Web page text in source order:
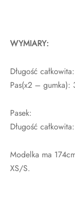
WYMIARY:
Długość
Pas(x2 –
Pasek:
Długość
Modelka ma
XS/S.